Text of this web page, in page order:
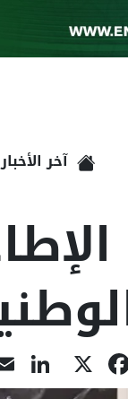
آخر الأخبار